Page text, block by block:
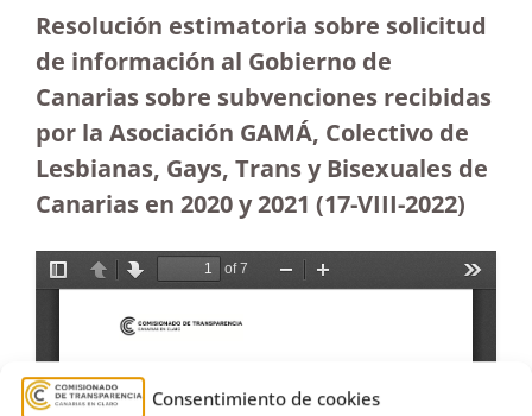
Consentimiento de cookies
Resolución estimatoria sobre solicitud
de información al Gobierno de
Canarias sobre subvenciones recibidas
por la Asociación GAMÁ, Colectivo de
Lesbianas, Gays, Trans y Bisexuales de
Canarias en 2020 y 2021 (17-VIII-2022)